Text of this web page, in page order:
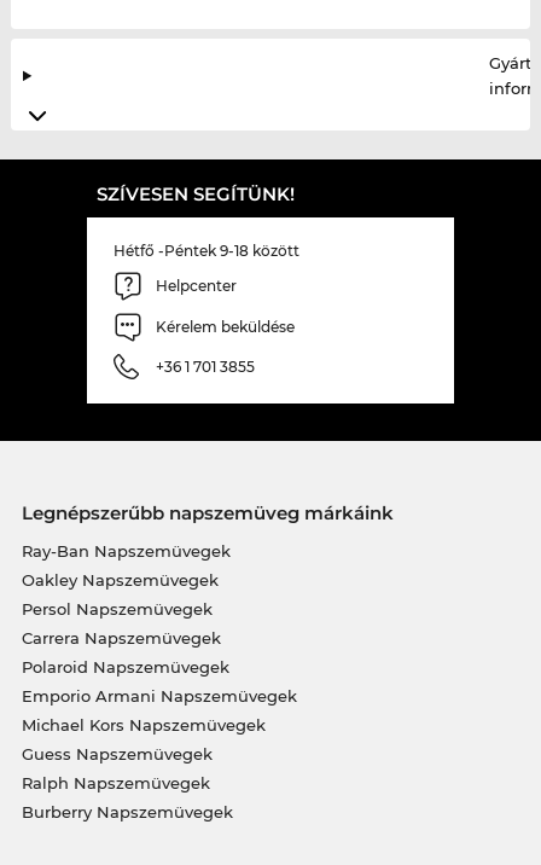
SZÍVESEN SEGÍTÜNK!
Hétfő -Péntek 9-18 között
Helpcenter
Kérelem beküldése
+36 1 701 3855
Legnépszerűbb napszemüveg márkáink
Ray-Ban Napszemüvegek
Oakley Napszemüvegek
Persol Napszemüvegek
Carrera Napszemüvegek
Polaroid Napszemüvegek
Emporio Armani Napszemüvegek
Michael Kors Napszemüvegek
Guess Napszemüvegek
Ralph Napszemüvegek
Burberry Napszemüvegek